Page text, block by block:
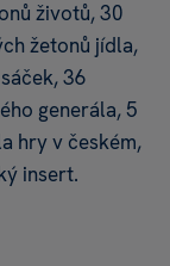
životů, 30
žetonů jídla,
36
generála, 5
hry v českém,
insert.